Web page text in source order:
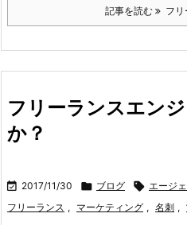
記事を読む フ
フリーランスエン
か？
 2017/11/30  ブログ  エージ
フリーランス , マーケティング , 名刺 ,